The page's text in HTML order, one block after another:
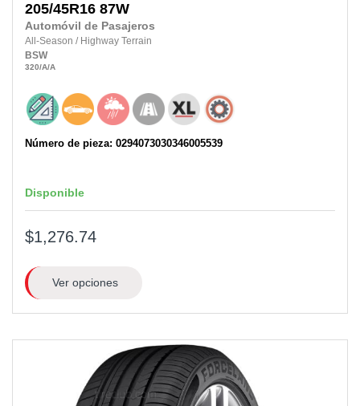
205/45R16 87W
Automóvil de Pasajeros
All-Season / Highway Terrain
BSW
320/A/A
Número de pieza: 0294073030346005539
Disponible
$1,276.74
Ver opciones